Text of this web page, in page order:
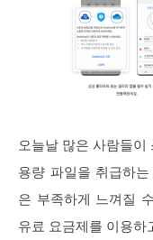
오늘날 많은 사람들이
용량 파일을 취급하
은 부족하게 느껴질
유료 요금제를 이용하